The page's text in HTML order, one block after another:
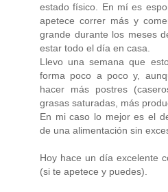
estado físico. En mí es
apetece correr más y
grande durante los meses
estar todo el día en casa.
Llevo una semana que
forma poco a poco y,
hacer más postres
grasas saturadas, más
En mi caso lo mejor es el
de una alimentación sin
Hoy hace un día excelente
(si te apetece y puedes).